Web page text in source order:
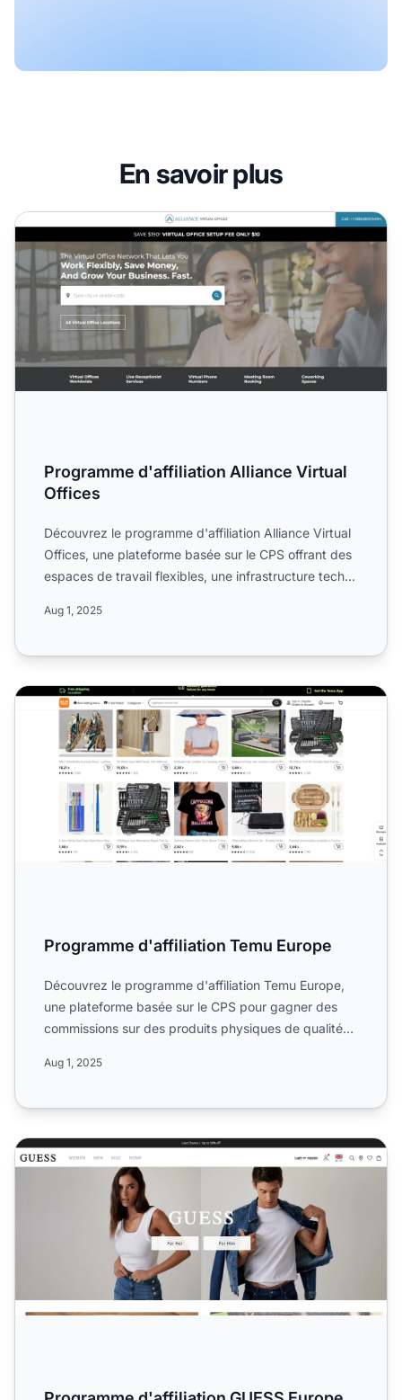
En savoir plus
Programme d'affiliation Alliance Virtual Offices
Programme d'affiliation Alliance Virtual
Offices
Découvrez le programme d'affiliation Alliance Virtual
Offices, une plateforme basée sur le CPS offrant des
espaces de travail flexibles, une infrastructure tech...
Aug 1, 2025
Programme d'affiliation Temu Europe
Programme d'affiliation Temu Europe
Découvrez le programme d'affiliation Temu Europe,
une plateforme basée sur le CPS pour gagner des
commissions sur des produits physiques de qualité
Aug 1, 2025
Programme d'affiliation GUESS Europe